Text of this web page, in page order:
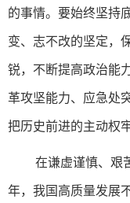
的事情。要始终坚持
变、志不改的坚定，
锐，不断提高政治能
革攻坚能力、应急处
把历史前进的主动权
在谦虚谨慎、艰
年，我国高质量发展